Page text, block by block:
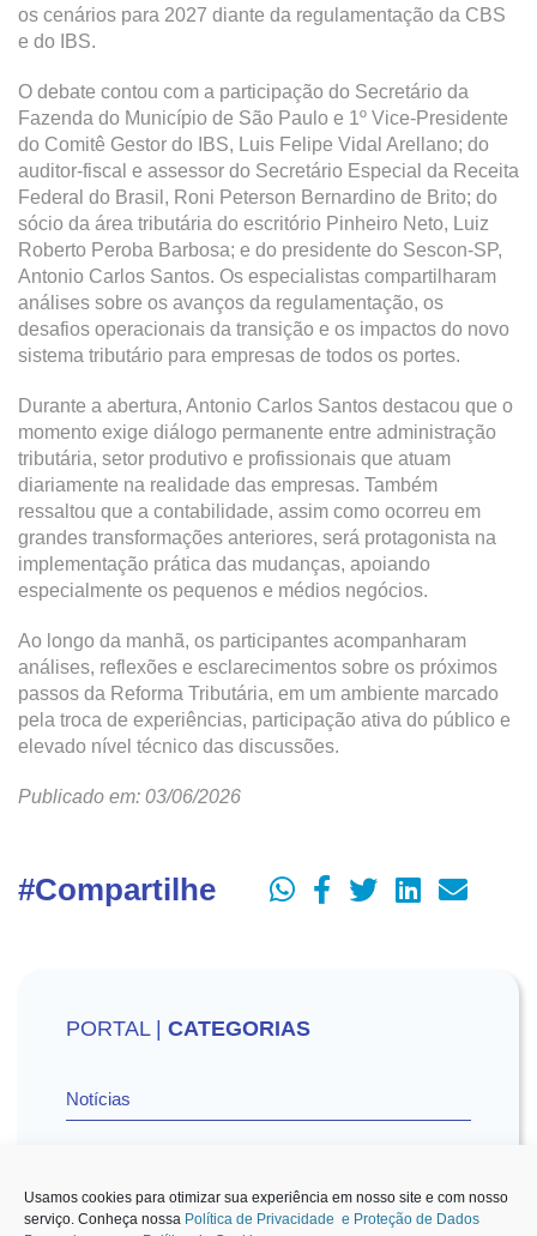
Usamos cookies para otimizar sua experiência em nosso site e com nosso
serviço. Conheça nossa Política de Privacidade e Proteção de Dados
os cenários para 2027 diante da regulamentação da CBS
e do IBS.
O debate contou com a participação do Secretário da
Fazenda do Município de São Paulo e 1º Vice-Presidente
do Comitê Gestor do IBS, Luis Felipe Vidal Arellano; do
auditor-fiscal e assessor do Secretário Especial da Receita
Federal do Brasil, Roni Peterson Bernardino de Brito; do
sócio da área tributária do escritório Pinheiro Neto, Luiz
Roberto Peroba Barbosa; e do presidente do Sescon-SP,
Antonio Carlos Santos. Os especialistas compartilharam
análises sobre os avanços da regulamentação, os
desafios operacionais da transição e os impactos do novo
sistema tributário para empresas de todos os portes.
Durante a abertura, Antonio Carlos Santos destacou que o
momento exige diálogo permanente entre administração
tributária, setor produtivo e profissionais que atuam
diariamente na realidade das empresas. Também
ressaltou que a contabilidade, assim como ocorreu em
grandes transformações anteriores, será protagonista na
implementação prática das mudanças, apoiando
especialmente os pequenos e médios negócios.
Ao longo da manhã, os participantes acompanharam
análises, reflexões e esclarecimentos sobre os próximos
passos da Reforma Tributária, em um ambiente marcado
pela troca de experiências, participação ativa do público e
elevado nível técnico das discussões.
Publicado em: 03/06/2026
#Compartilhe
PORTAL | CATEGORIAS
Notícias